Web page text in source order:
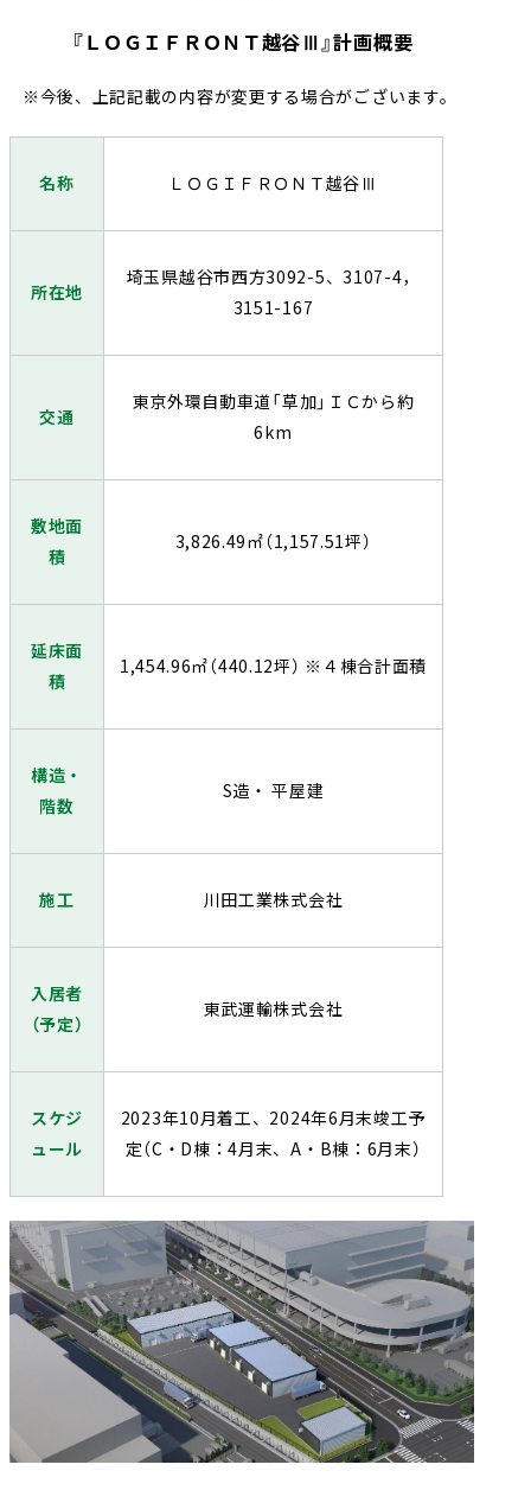
『ＬＯＧＩＦＲＯＮＴ越谷Ⅲ』計画概要
※今後、上記記載の内容が変更する場合がございます。
名称 ＬＯＧＩＦＲＯＮＴ越谷Ⅲ
所在地
埼玉県越谷市西方3092-5、3107-4，
3151-167
交通
東京外環自動車道「草加」ＩＣから約
6km
敷地面
積
3,826.49㎡（1,157.51坪）
延床面
積
1,454.96㎡（440.12坪） ※４棟合計面積
構造・
階数
S造・ 平屋建
施工 川田工業株式会社
入居者
（予定）
東武運輸株式会社
スケジ
ュール
2023年10月着工、2024年6月末竣工予
定（C・D棟：4月末、A・B棟：6月末）